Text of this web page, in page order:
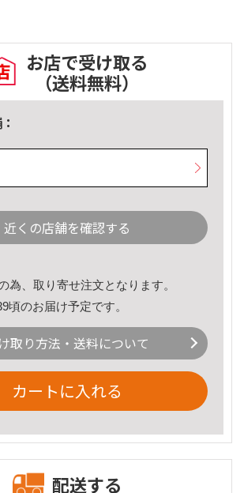
お店で受け取る
（送料無料）
近くの店舗を確認する
為、取り寄せ注文となります。
頃のお届け予定です。
取り方法・送料について
カートに入れる
配送する